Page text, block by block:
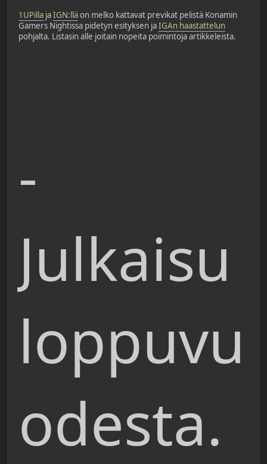
1UPilla jaIGN:lläon melko kattavat previkat pelistä Konamin
Gamers Nightissa pidetyn esityksen jaIGAn haastattelun
pohjalta. Listasin alle joitain nopeita poimintoja artikkeleista.
-
Julkaisu
loppuvu
odesta.